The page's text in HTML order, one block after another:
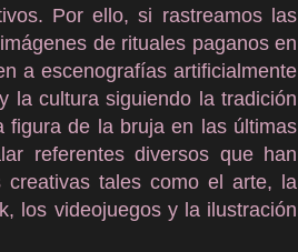
Por ello, si rastreamos las
de rituales paganos en
a escenografías artificialmente
la cultura siguiendo la tradición
figura de la bruja en las últimas
referentes diversos que han
tales como el arte, la
los videojuegos y la ilustración